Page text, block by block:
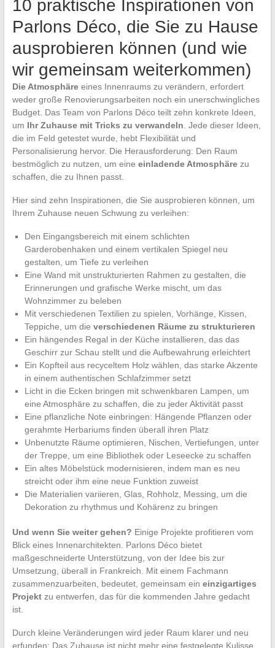
10 praktische Inspirationen von
Parlons Déco, die Sie zu Hause
ausprobieren können (und wie
wir gemeinsam weiterkommen)
Die Atmosphäreeines Innenraums zu verändern, erfordert
weder große Renovierungsarbeiten noch ein unerschwingliches
Budget. Das Team von Parlons Déco teilt zehn konkrete Ideen,
um Ihr Zuhause mit Tricks zu verwandeln . Jede dieser Ideen,
die im Feld getestet wurde, hebt Flexibilität und
Personalisierung hervor. Die Herausforderung: Den Raum
bestmöglich zu nutzen, um eine einladende Atmosphärezu
schaffen, die zu Ihnen passt.
Hier sind zehn Inspirationen, die Sie ausprobieren können, um
Ihrem Zuhause neuen Schwung zu verleihen:
Den Eingangsbereich mit einem schlichten
Garderobenhaken und einem vertikalen Spiegel neu
gestalten, um Tiefe zu verleihen
Eine Wand mit unstrukturierten Rahmen zu gestalten, die
Erinnerungen und grafische Werke mischt, um das
Wohnzimmer zu beleben
Mit verschiedenen Textilien zu spielen, Vorhänge, Kissen,
Teppiche, um die verschiedenen Räume zu strukturieren
Ein hängendes Regal in der Küche installieren, das das
Geschirr zur Schau stellt und die Aufbewahrung erleichtert
Ein Kopfteil aus recyceltem Holz wählen, das starke Akzente
in einem authentischen Schlafzimmer setzt
Licht in die Ecken bringen mit schwenkbaren Lampen, um
eine Atmosphäre zu schaffen, die zu jeder Aktivität passt
Eine pflanzliche Note einbringen: Hängende Pflanzen oder
gerahmte Herbariums finden überall ihren Platz
Unbenutzte Räume optimieren, Nischen, Vertiefungen, unter
der Treppe, um eine Bibliothek oder Leseecke zu schaffen
Ein altes Möbelstück modernisieren, indem man es neu
streicht oder ihm eine neue Funktion zuweist
Die Materialien variieren, Glas, Rohholz, Messing, um die
Dekoration zu rhythmus und Kohärenz zu bringen
Und wenn Sie weiter gehen? Einige Projekte profitieren vom
Blick eines Innenarchitekten. Parlons Déco bietet
maßgeschneiderte Unterstützung, von der Idee bis zur
Umsetzung, überall in Frankreich. Mit einem Fachmann
zusammenzuarbeiten, bedeutet, gemeinsam ein einzigartiges
Projektzu entwerfen, das für die kommenden Jahre gedacht
ist.
Durch kleine Veränderungen wird jeder Raum klarer und neu
erfunden: Das Zuhause ist nicht mehr eine festgelegte Kulisse,